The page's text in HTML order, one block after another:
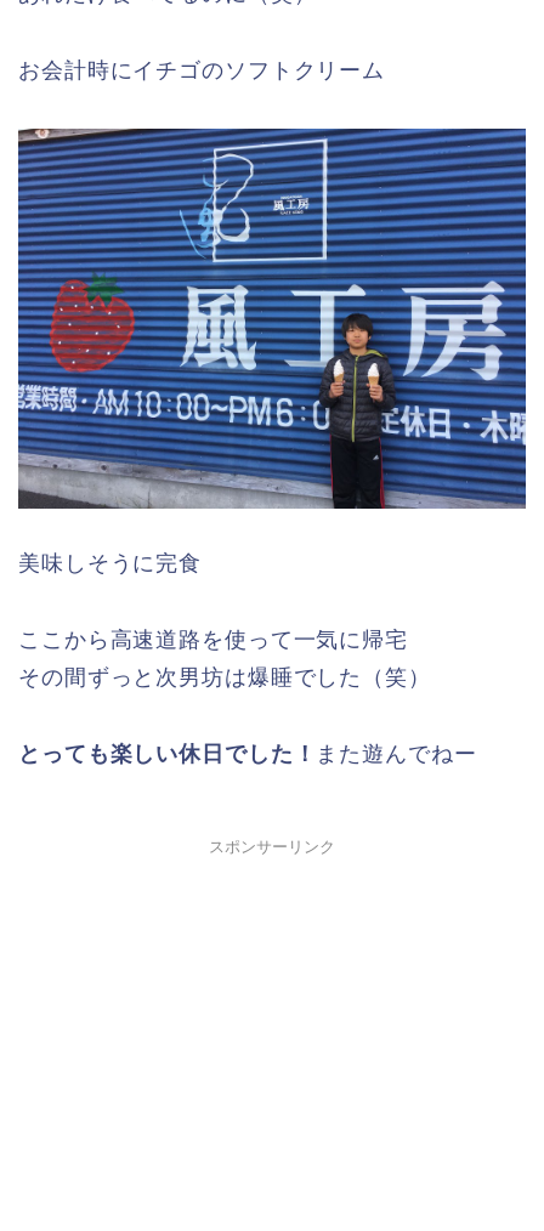
お会計時にイチゴのソフトクリーム
美味しそうに完食
ここから高速道路を使って一気に帰宅
その間ずっと次男坊は爆睡でした（笑）
とっても楽しい休日でした！ また遊んでねー
スポンサーリンク